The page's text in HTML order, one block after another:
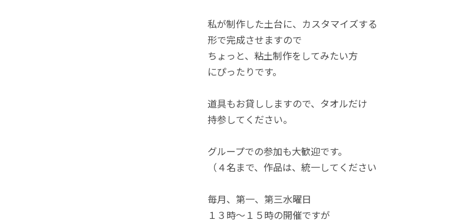
私が制作した土台に、カスタマイズする
形で完成させますので
ちょっと、粘土制作をしてみたい方
にぴったりです。
道具もお貸ししますので、タオルだけ
持参してください。
グループでの参加も大歓迎です。
（４名まで、作品は、統一してください
毎月、第一、第三水曜日
１３時～１５時の開催ですが